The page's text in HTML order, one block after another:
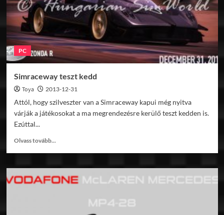
PC
Simraceway teszt kedd
Toya 2013-12-31
Attól, hogy szilveszter van a Simraceway kapui még nyitva
várják a játékosokat a ma megrendezésre kerülő teszt kedden is.
Ezúttal...
Olvass tovább...
Simraceway
teszt
kedd